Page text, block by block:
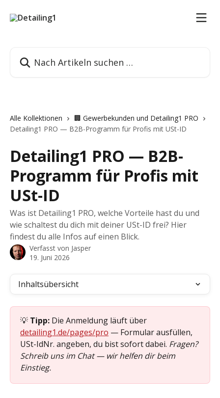
Alle Kollektionen
🏢 Gewerbekunden und Detailing1 PRO
Detailing1 PRO — B2B-Programm für Profis mit USt-ID
Detailing1 PRO — B2B-
Programm für Profis mit
USt-ID
Was ist Detailing1 PRO, welche Vorteile hast du und
wie schaltest du dich mit deiner USt-ID frei? Hier
findest du alle Infos auf einen Blick.
Verfasst von Jasper
19. Juni 2026
Inhaltsübersicht
💡 Tipp: Die Anmeldung läuft über
detailing1.de/pages/pro — Formular ausfüllen,
USt-IdNr. angeben, du bist sofort dabei. Fragen?
Schreib uns im Chat — wir helfen dir beim
Einstieg.